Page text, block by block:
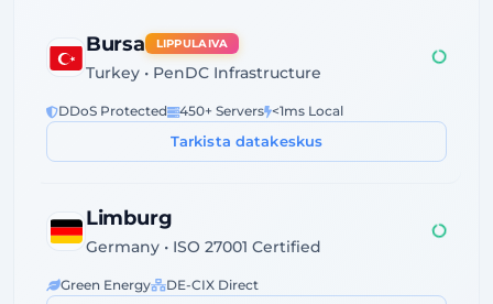
Bursa LIPPULAIVA
Turkey • PenDC Infrastructure
DDoS Protected 450+ Servers <1ms Local
Tarkista datakeskus
Limburg
Germany • ISO 27001 Certified
Green Energy
DE-CIX Direct